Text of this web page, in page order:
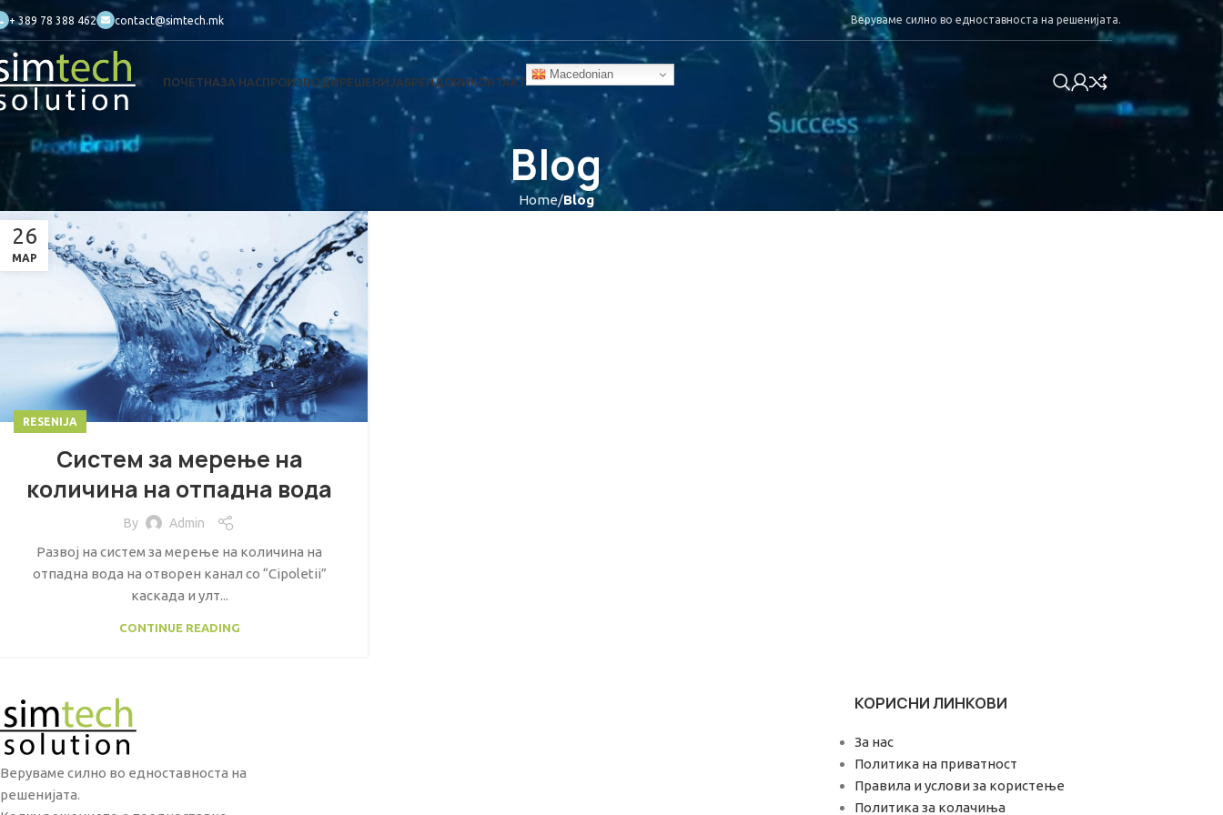
+ 389 78 388 462 contact@simtech.mk Веруваме силно во едноставноста на решенијата.
ПОЧЕТНАЗА НАСПРОИЗВОДИРЕШЕНИЈАБРЕНДОВИКОНТАКТ
Macedonian
Blog
Home Blog
26
МАР
RESENIJA
Систем за мерење на
количина на отпадна вода
By Admin
Развој на систем за мерење на количина на
отпадна вода на отворен канал со “Cipoletii”
каскада и улт...
CONTINUE READING
Веруваме силно во едноставноста на
решенијата.
КОРИСНИ ЛИНКОВИ
За нас
Политика на приватност
Правила и услови за користење
Политика за колачиња